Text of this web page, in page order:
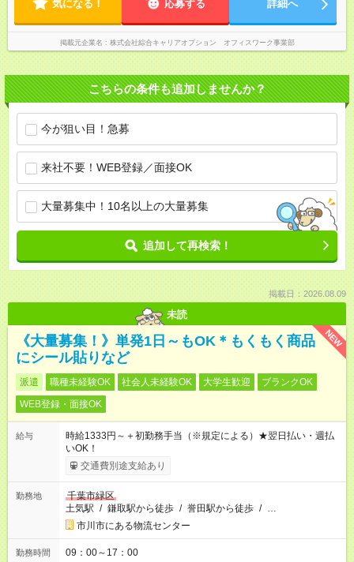
気になる！ 応募する 詳細へ
掲載元企業名 株式会社綜合キャリアオプション オフィスワーク事業部
こちらの条件も追加しませんか？
今が狙い目！急募
来社不要！WEB登録／面接OK
大量募集中！10名以上の大量募集
追加して再検索！
掲載日：2026.08.09
未読
NEW
《大量募集！》単発1日～もOK＊もくもく商品
にシール貼りなど
派遣 職種未経験OK 社会人未経験OK 大学生歓迎
ブランクOK
WEB登録・面接OK
給与
時給1333円～＋初勤務手当（※規定による）★翌日払い・週払
いOK！
交通費別途支給あり
勤務地
千葉市緑区
土気駅 / 鎌取駅から徒歩 / 誉田駅から徒歩 / …
市川市にある物流センター
勤務時間 09：00～17：00